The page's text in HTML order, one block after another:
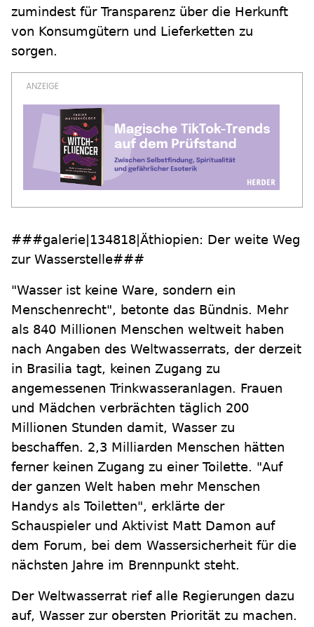
zumindest für Transparenz über die Herkunft
von Konsumgütern und Lieferketten zu
sorgen.
###galerie|134818|Äthiopien: Der weite Weg
zur Wasserstelle###
"Wasser ist keine Ware, sondern ein
Menschenrecht", betonte das Bündnis. Mehr
als 840 Millionen Menschen weltweit haben
nach Angaben des Weltwasserrats, der derzeit
in Brasilia tagt, keinen Zugang zu
angemessenen Trinkwasseranlagen. Frauen
und Mädchen verbrächten täglich 200
Millionen Stunden damit, Wasser zu
beschaffen. 2,3 Milliarden Menschen hätten
ferner keinen Zugang zu einer Toilette. "Auf
der ganzen Welt haben mehr Menschen
Handys als Toiletten", erklärte der
Schauspieler und Aktivist Matt Damon auf
dem Forum, bei dem Wassersicherheit für die
nächsten Jahre im Brennpunkt steht.
Der Weltwasserrat rief alle Regierungen dazu
auf, Wasser zur obersten Priorität zu machen.